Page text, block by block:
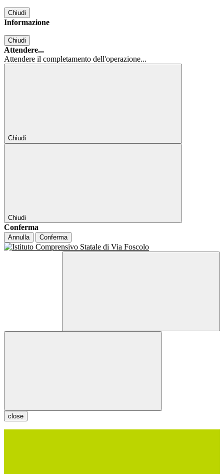
Chiudi
Informazione
Chiudi
Attendere...
Attendere il completamento dell'operazione...
Chiudi
Chiudi
Conferma
Annulla Conferma
close